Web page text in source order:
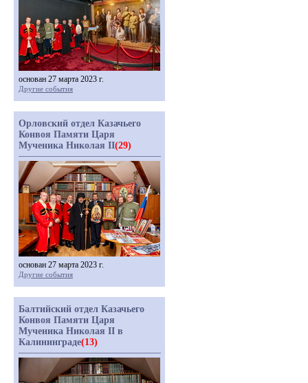
основан 27 марта 2023 г.
Другие события
Орловский отдел Казачьего
Конвоя Памяти Царя
Мученика Николая II(29)
основан 27 марта 2023 г.
Другие события
Балтийский отдел Казачьего
Конвоя Памяти Царя
Мученика Николая II в
Калининграде(13)